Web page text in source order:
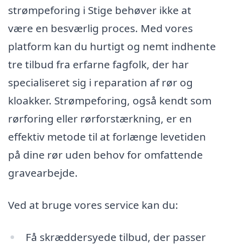
strømpeforing i Stige behøver ikke at
være en besværlig proces. Med vores
platform kan du hurtigt og nemt indhente
tre tilbud fra erfarne fagfolk, der har
specialiseret sig i reparation af rør og
kloakker. Strømpeforing, også kendt som
rørforing eller rørforstærkning, er en
effektiv metode til at forlænge levetiden
på dine rør uden behov for omfattende
gravearbejde.
Ved at bruge vores service kan du:
Få skræddersyede tilbud, der passer